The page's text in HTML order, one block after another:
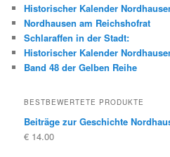
Historischer Kalender
Nordhausen am Reichshofrat
Schlaraffen in der Stadt:
Historischer Kalender
Band 48 der Gelben Reihe
BESTBEWERTETE PRODUKTE
Beiträge zur Geschichte
€ 14.00